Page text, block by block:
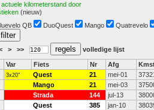
kilometerstand door
(nieuw)
QB DuoQuest Mango Quatrevelo
> >> volledige lijst
Var Fiets Nr Afg
3x20" Quest 21 mei-01
Mango 21 mei-03
Strada 144 jul-13
Quest 385 jan-10